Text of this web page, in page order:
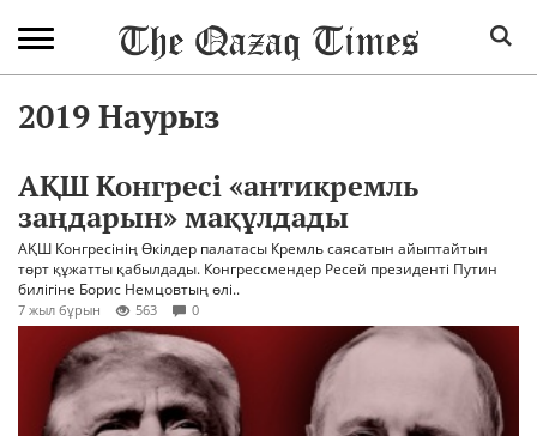
2019 Наурыз
АҚШ Конгресі «антикремль
заңдарын» мақұлдады
АҚШ Конгресінің Өкілдер палатасы Кремль саясатын айыптайтын
төрт құжатты қабылдады. Конгрессмендер Ресей президенті Путин
билігіне Борис Немцовтың өлі..
7 жыл бұрын 563 0